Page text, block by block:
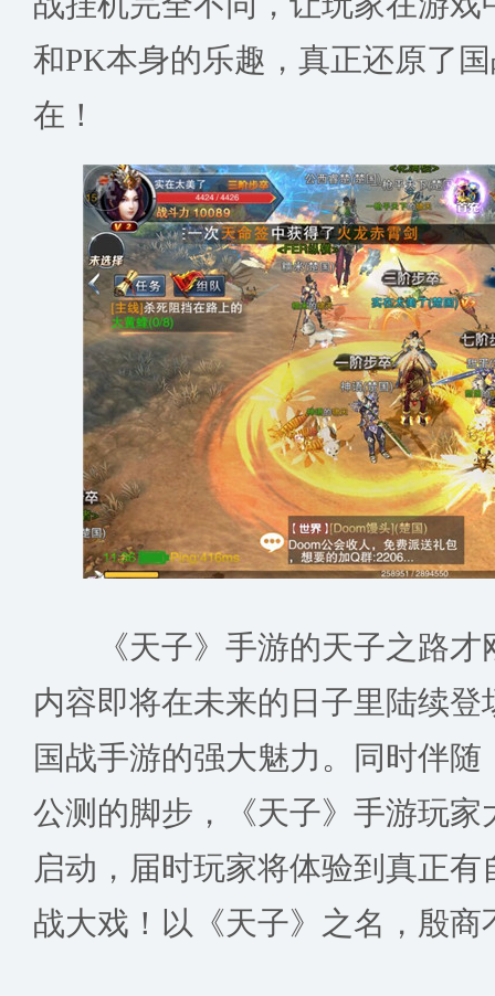
和PK本身的乐趣，真正还原了
在！
《天子》手游的天子之路才
内容即将在未来的日子里陆续
国战手游的强大魅力。同时伴
公测的脚步，《天子》手游玩家
启动，届时玩家将体验到真正
战大戏！以《天子》之名，殷商